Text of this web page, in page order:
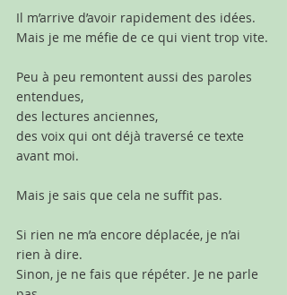
Il m’arrive d’avoir rapidement des idées.
Mais je me méfie de ce qui vient trop vite.
Peu à peu remontent aussi des paroles
entendues,
des lectures anciennes,
des voix qui ont déjà traversé ce texte
avant moi.
Mais je sais que cela ne suffit pas.
Si rien ne m’a encore déplacée, je n’ai
rien à dire.
Sinon, je ne fais que répéter. Je ne parle